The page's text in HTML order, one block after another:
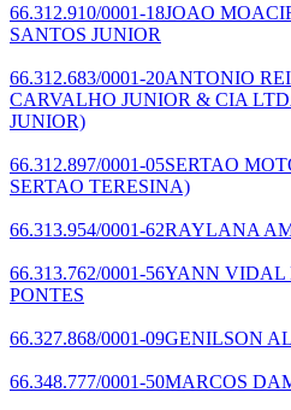
66.312.910/0001-18JOAO
SANTOS JUNIOR
66.312.683/0001-20ANTONIO
CARVALHO JUNIOR & CIA
JUNIOR)
66.312.897/0001-05SERTAO
SERTAO TERESINA)
66.313.954/0001-62RAYLANA
66.313.762/0001-56YANN VIDAL
PONTES
66.327.868/0001-09GENILSON
66.348.777/0001-50MARCOS